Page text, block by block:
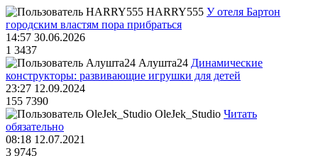
HARRY555 У отеля Бартон
городским властям пора прибраться
14:57 30.06.2026
1 3437
Алушта24 Динамические
конструкторы: развивающие игрушки для детей
23:27 12.09.2024
155 7390
OleJek_Studio Читать
обязательно
08:18 12.07.2021
3 9745